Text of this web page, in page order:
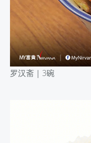
罗汉斋｜ 3碗